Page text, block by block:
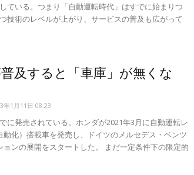
ている。つまり「自動運転時代」はすでに始まりつ
技術のレベルが上がり、サービスの普及も広がって
及すると「車庫」が無くな
年1月11日 08:23
に発売されている。ホンダが2021年3月に自動運転レ
化）搭載車を発売し、ドイツのメルセデス・ベンツ
ョンの展開をスタートした。 まだ一定条件下の限定的